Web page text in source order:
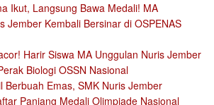
Ikut, Langsung Bawa Medali! MA
Jember Kembali Bersinar di OSPENAS
Harir Siswa MA Unggulan Nuris Jember
Biologi OSSN Nasional
Berbuah Emas, SMK Nuris Jember
Panjang Medali Olimpiade Nasional